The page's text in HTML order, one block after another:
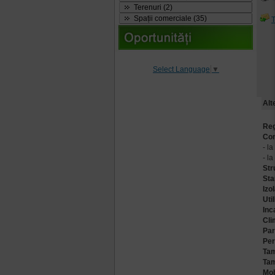
Terenuri (2)
Spații comerciale (35)
Select Language ▼
- la
- la